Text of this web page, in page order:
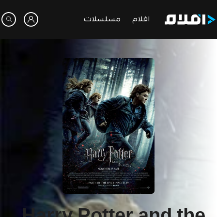
افلام مسلسلات